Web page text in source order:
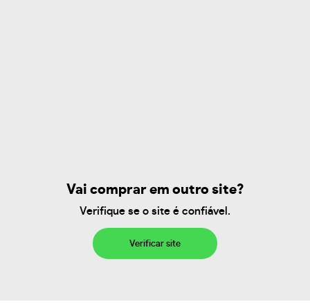
Vai comprar em outro site?
Verifique se o site é confiável.
Verificar site